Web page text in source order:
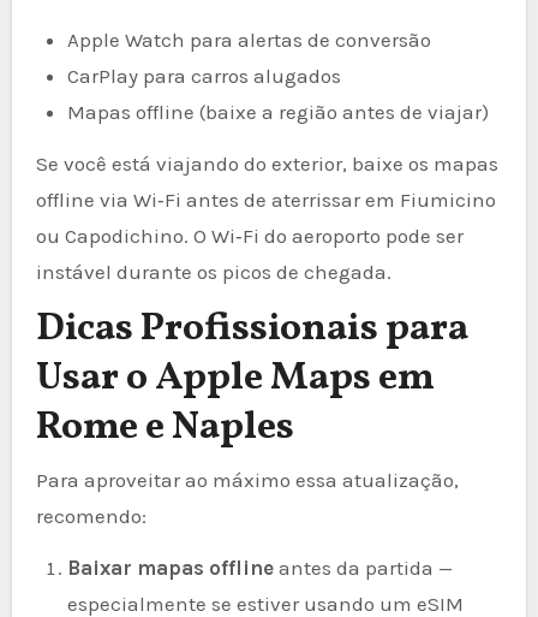
Apple Watch para alertas de conversão
CarPlay para carros alugados
Mapas offline (baixe a região antes de viajar)
Se você está viajando do exterior, baixe os mapas
offline via Wi‑Fi antes de aterrissar em Fiumicino
ou Capodichino. O Wi‑Fi do aeroporto pode ser
instável durante os picos de chegada.
Dicas Profissionais para
Usar o Apple Maps em
Rome e Naples
Para aproveitar ao máximo essa atualização,
recomendo:
Baixar mapas offlineantes da partida —
especialmente se estiver usando um eSIM